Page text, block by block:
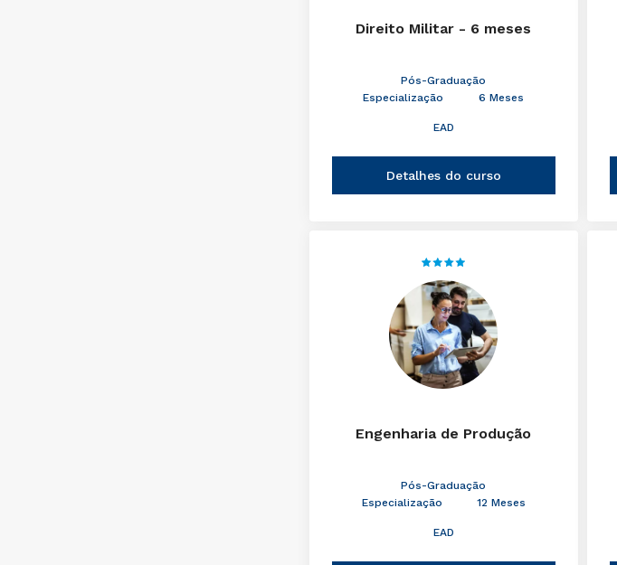
Direito Militar - 6 meses
Pós-Graduação
Especialização
6 Meses
EAD
Detalhes do curso
Engenharia de Produção
Pós-Graduação
Especialização
12 Meses
EAD